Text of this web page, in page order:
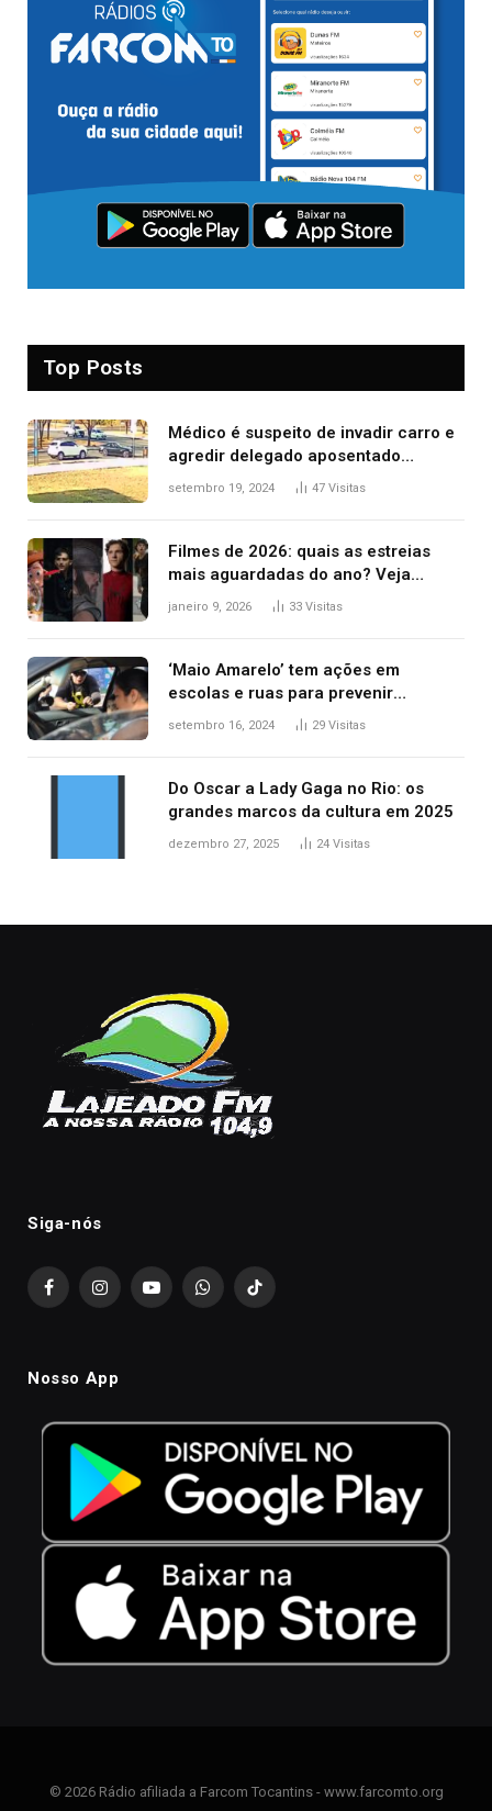
Top Posts
Médico é suspeito de invadir carro e
agredir delegado aposentado
durante confusão no trânsito
setembro 19, 2024 47 Visitas
Filmes de 2026: quais as estreias
mais aguardadas do ano? Veja
principais lançamentos do cinema
janeiro 9, 2026 33 Visitas
‘Maio Amarelo’ tem ações em
escolas e ruas para prevenir
acidentes no trânsito no AP
setembro 16, 2024 29 Visitas
Do Oscar a Lady Gaga no Rio: os
grandes marcos da cultura em 2025
dezembro 27, 2025 24 Visitas
Siga-nós
FacebookInstagramYouTubeWhatsAppTikTok
Nosso App
© 2026 Rádio afiliada a Farcom Tocantins - www.farcomto.org